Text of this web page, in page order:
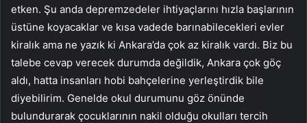
etken. Şu anda depremzedeler ihtiyaçlarını hızla başlarının
üstüne koyacaklar ve kısa vadede barınabilecekleri evler
kiralık ama ne yazık ki Ankara’da çok az kiralık vardı. Biz bu
talebe cevap verecek durumda değildik, Ankara çok göç
aldı, hatta insanları hobi bahçelerine yerleştirdik bile
diyebilirim. Genelde okul durumunu göz önünde
bulundurarak çocuklarının nakil olduğu okulları tercih